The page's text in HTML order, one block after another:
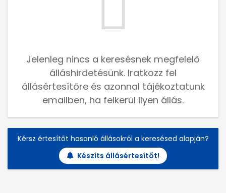
Jelenleg nincs a keresésnek megfelelő
álláshirdetésünk. Iratkozz fel
állásértesítőre és azonnal tájékoztatunk
emailben, ha felkerül ilyen állás.
Kérsz értesítőt hasonló állásokról a keresésed alapján?
Készíts állásértesítőt!